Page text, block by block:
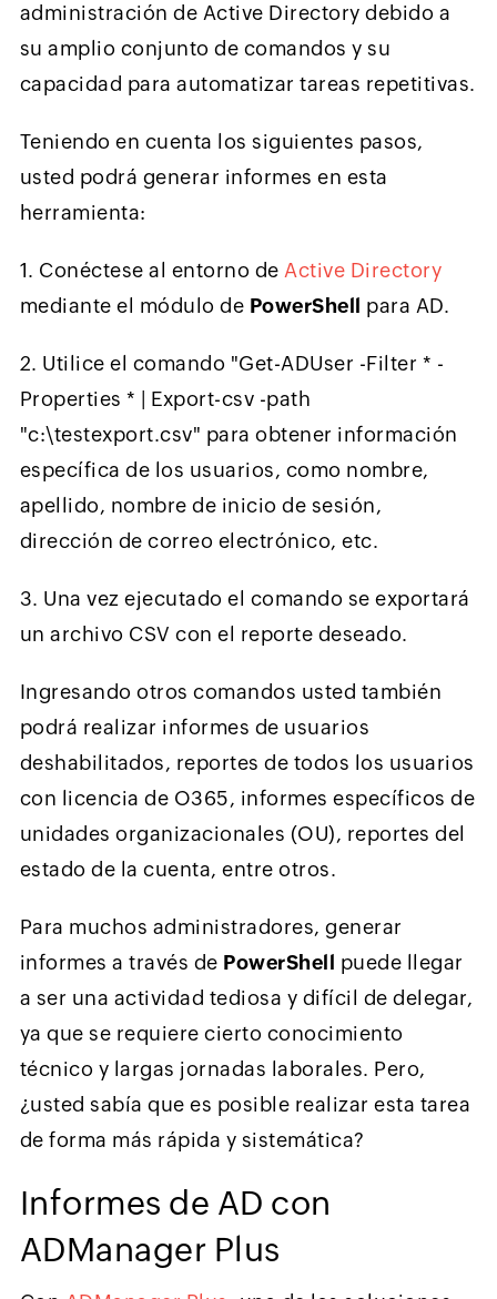
administración de Active Directory debido a
su amplio conjunto de comandos y su
capacidad para automatizar tareas repetitivas.
Teniendo en cuenta los siguientes pasos,
usted podrá generar informes en esta
herramienta:
1. Conéctese al entorno de Active Directory
mediante el módulo de PowerShell para AD.
2. Utilice el comando "Get-ADUser -Filter * -
Properties * | Export-csv -path
"c:\testexport.csv" para obtener información
específica de los usuarios, como nombre,
apellido, nombre de inicio de sesión,
dirección de correo electrónico, etc.
3. Una vez ejecutado el comando se exportará
un archivo CSV con el reporte deseado.
Ingresando otros comandos usted también
podrá realizar informes de usuarios
deshabilitados, reportes de todos los usuarios
con licencia de O365, informes específicos de
unidades organizacionales (OU), reportes del
estado de la cuenta, entre otros.
Para muchos administradores, generar
informes a través de PowerShell puede llegar
a ser una actividad tediosa y difícil de delegar,
ya que se requiere cierto conocimiento
técnico y largas jornadas laborales. Pero,
¿usted sabía que es posible realizar esta tarea
de forma más rápida y sistemática?
Informes de AD con
ADManager Plus